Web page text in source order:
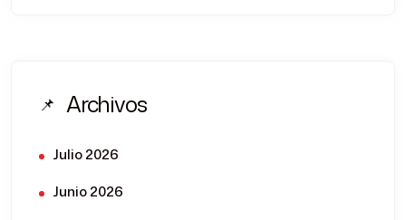
Archivos
Julio 2026
Junio 2026